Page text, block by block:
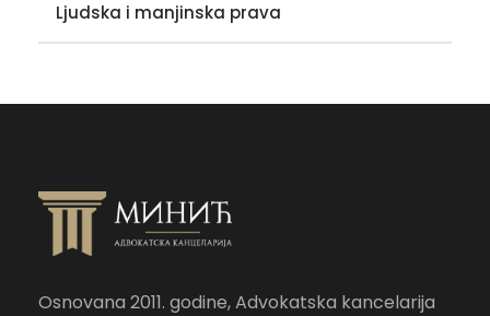
Ljudska i manjinska prava
Osnovana 2011. godine, Advokatska kancelarija